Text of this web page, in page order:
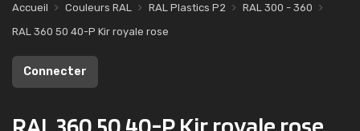
Accueil Couleurs RAL RAL Plastics P2
RAL 300 - 360
RAL 360 50 40-P Kir royale rose
Connecter